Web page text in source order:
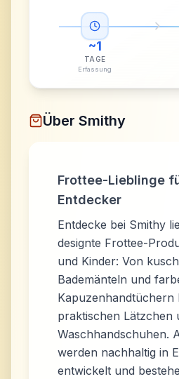
~1
TAGE
Erfassung
Über Smithy
Frottee-Lieblinge
Entdecker
Entdecke bei Smithy
designte Frottee-
und Kinder: Von
Bademänteln und
Kapuzenhandtüchern
praktischen Lätzchen
Waschhandschuhen.
werden nachhaltig in
entwickelt und